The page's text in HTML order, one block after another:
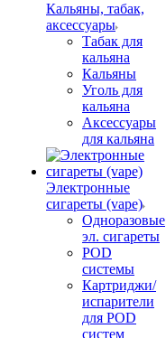
Кальяны, табак,
аксессуары
Табак для
кальяна
Кальяны
Уголь для
кальяна
Аксессуары
для кальяна
Электронные
сигареты (vape)
Одноразовые
эл. сигареты
POD
системы
Картриджи/
испарители
для POD
систем